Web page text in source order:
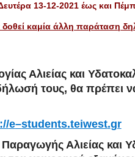
13-12-2021 έως και
δοθεί καμία άλλη παράταση
Αλιείας και
τους, θα πρέπει
e–students.teiwest.gr
Αλιείας και